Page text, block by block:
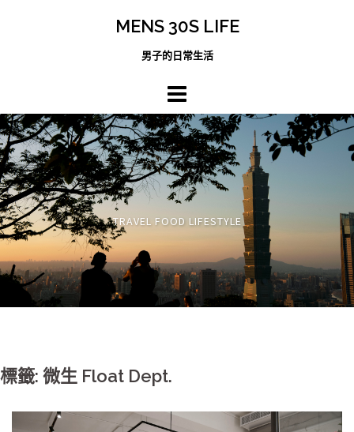
MENS 30S LIFE
男子的日常生活
TRAVEL FOOD LIFESTYLE
標籤: 微生 Float Dept.